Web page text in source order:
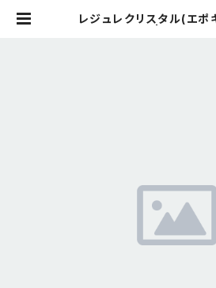
レジュレクリスタル(エポ